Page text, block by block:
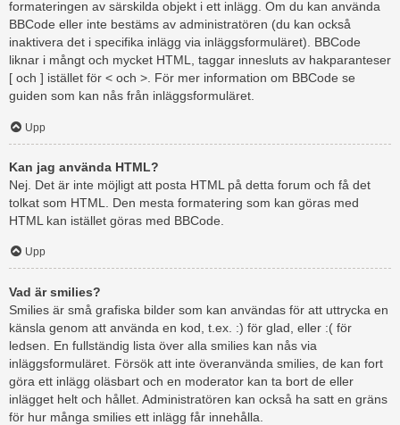
formateringen av särskilda objekt i ett inlägg. Om du kan använda
BBCode eller inte bestäms av administratören (du kan också
inaktivera det i specifika inlägg via inläggsformuläret). BBCode
liknar i mångt och mycket HTML, taggar innesluts av hakparanteser
[ och ] istället för < och >. För mer information om BBCode se
guiden som kan nås från inläggsformuläret.
Upp
Kan jag använda HTML?
Nej. Det är inte möjligt att posta HTML på detta forum och få det
tolkat som HTML. Den mesta formatering som kan göras med
HTML kan istället göras med BBCode.
Upp
Vad är smilies?
Smilies är små grafiska bilder som kan användas för att uttrycka en
känsla genom att använda en kod, t.ex. :) för glad, eller :( för
ledsen. En fullständig lista över alla smilies kan nås via
inläggsformuläret. Försök att inte överanvända smilies, de kan fort
göra ett inlägg oläsbart och en moderator kan ta bort de eller
inlägget helt och hållet. Administratören kan också ha satt en gräns
för hur många smilies ett inlägg får innehålla.